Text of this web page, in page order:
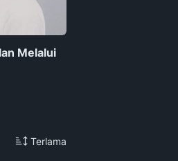
Melalui
Terlama